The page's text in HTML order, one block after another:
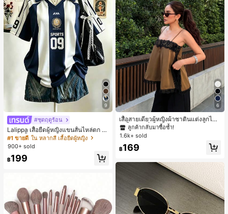
9
#ชุดฤดูร้อน
Lalippa เสื้อยืดผู้หญิงแขนสั้นไหล่ตก ค
อวีปกเสื้อ ลายพิมพ์ดิจิทัลลายทาง สไตล์
สปอร์ตแฟชั่นมินิมอล ของขวัญสำหรับเ
พื่อน
#1 ขายดี ใน หลากสี เสื้อยืดผู้หญิง
900+ sold
฿199
6
เสื้อสายเดี่ยวผู้หญิงผ้าซาตินแต่งลูกไม้
- เสื้อสายเดี่ยวฤดูร้อนสีคากีมีรอยผ่าด้า
นข้างที่น่าดึงดูดแบบสบายๆ
#1 ขายดี
ใน สีกากี เสื้อสตรี เสื้อเบลาส์ & Tee
ลูกค้ากลับมาซื้อซ้ำ!
#1 ขายดี
ใน สีกากี เสื้อสตรี เสื้อเบลาส์ & Tee
ลูกค้ากลับมาซื้อซ้ำ!
#1 ขายดี
ใน สีกากี เสื้อสตรี เสื้อเบลาส์ & Tee
ลูกค้ากลับมาซื้อซ้ำ!
#1 ขายดี
ลูกค้ากลับมาซื้อซ้ำ!
1.6k+ sold
฿169